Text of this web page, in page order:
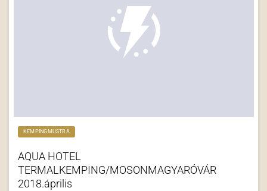
KEMPINGMUSTRA
AQUA HOTEL
TERMALKEMPING/MOSONMAGYARÓVÁR
2018.április